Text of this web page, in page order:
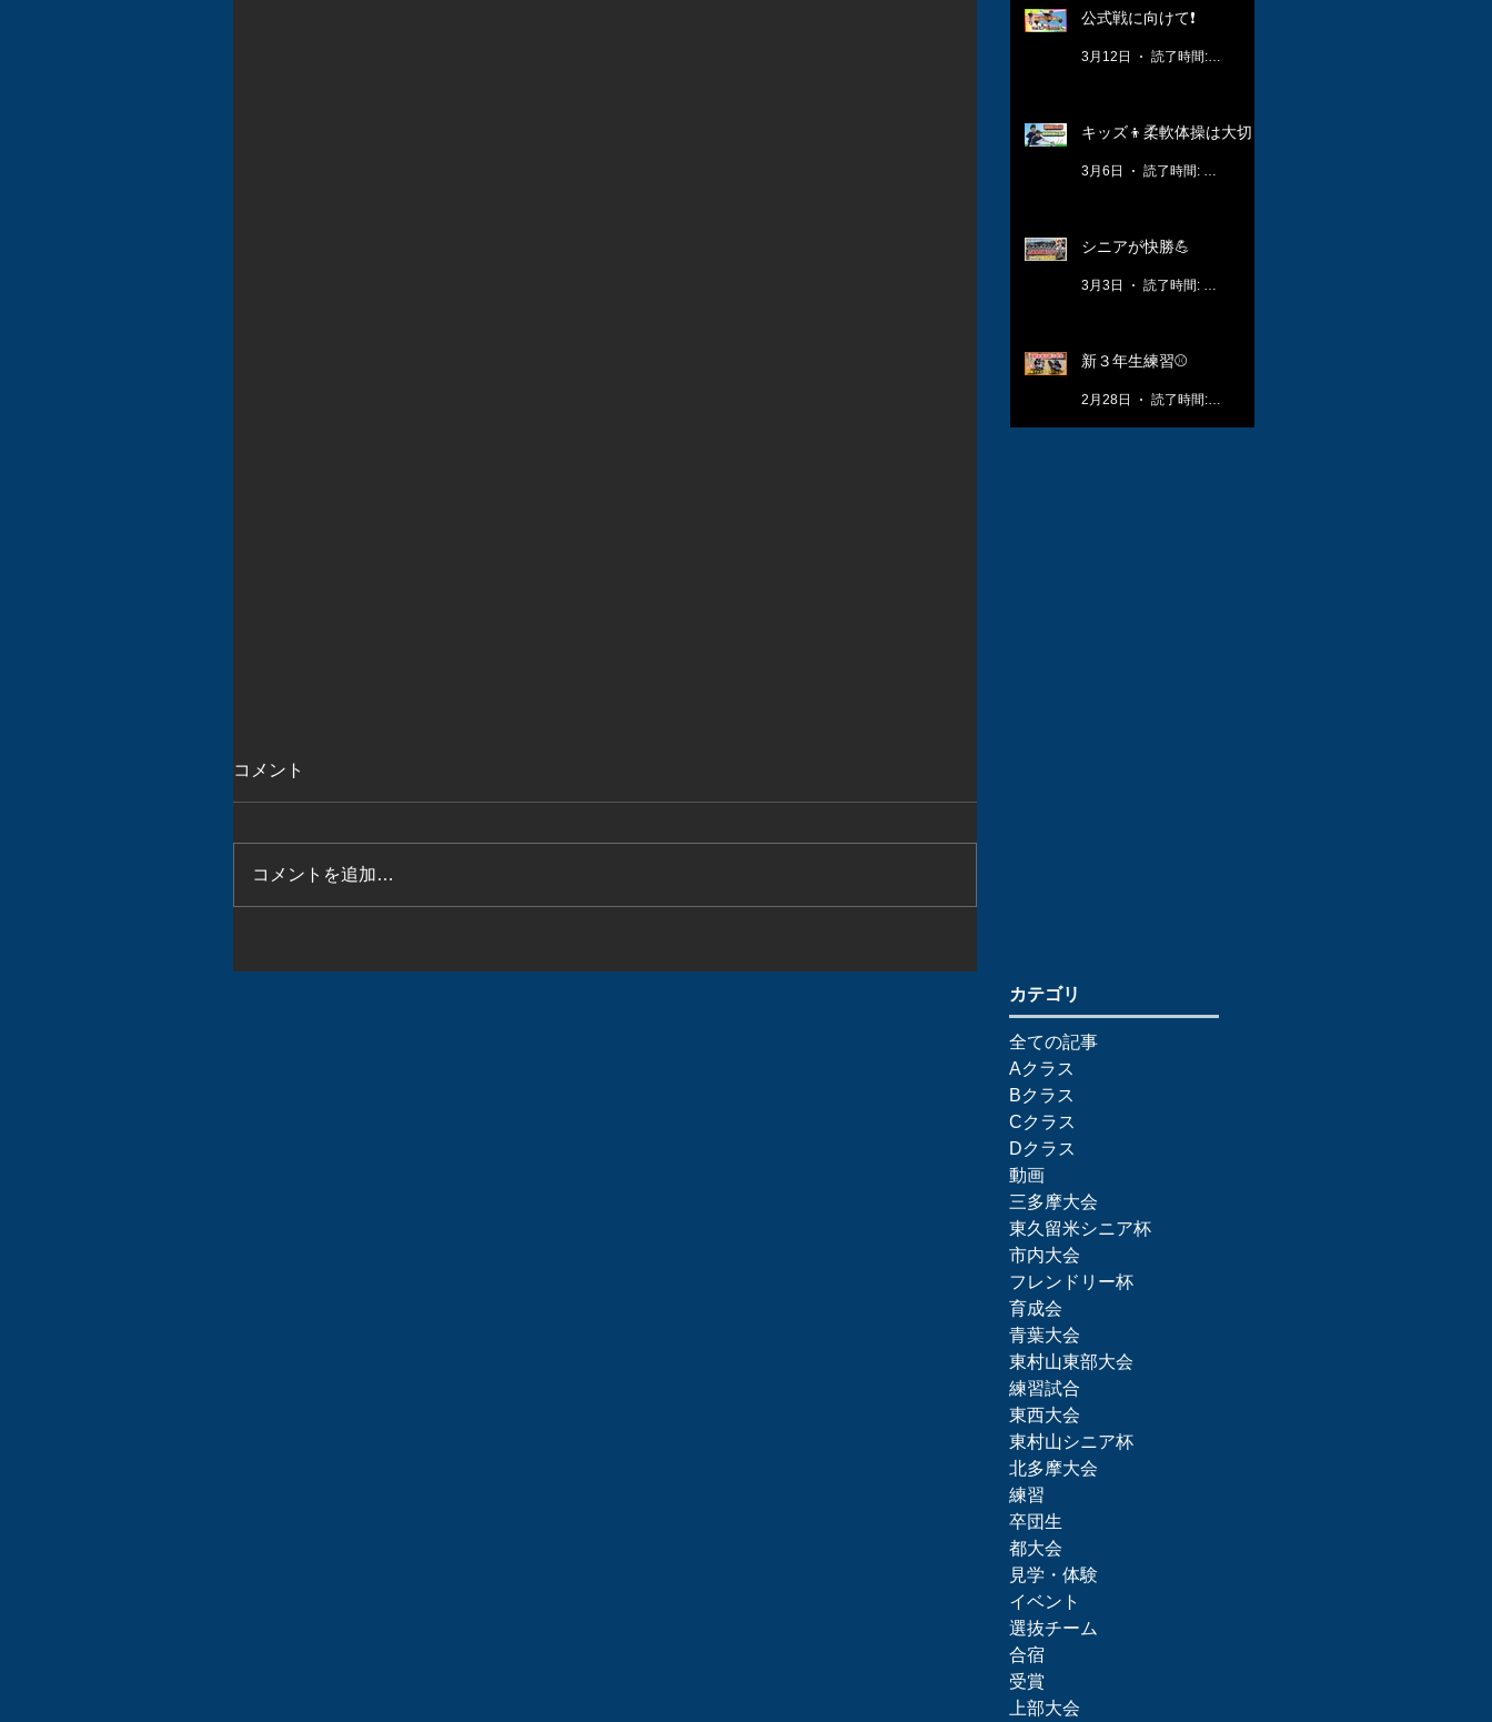
コメント
コメントを追加…
公式戦に向けて❗️
3月12日
キッズ👦柔軟体操は大切🤸
3月6日
シニアが快勝💪
3月3日
新３年生練習⚾️
2月28日
​カテゴリ
全ての記事
Aクラス
Bクラス
Cクラス
Dクラス
動画
三多摩大会
東久留米シニア杯
市内大会
フレンドリー杯
育成会
青葉大会
東村山東部大会
練習試合
東西大会
東村山シニア杯
北多摩大会
練習
卒団生
都大会
見学・体験
イベント
選抜チーム
合宿
受賞
上部大会